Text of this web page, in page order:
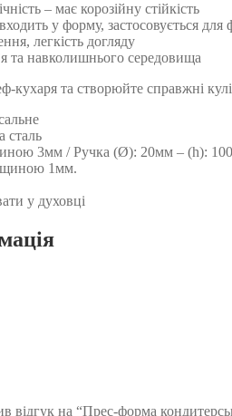
– має корозійну стійкість
у форму, застосовується
легкість догляду
та навколишнього середовища
кухаря та створюйте справжні
сталь
3мм / Ручка (Ø): 20мм – (h):
1мм.
у духовці
відгук на “Прес-форма